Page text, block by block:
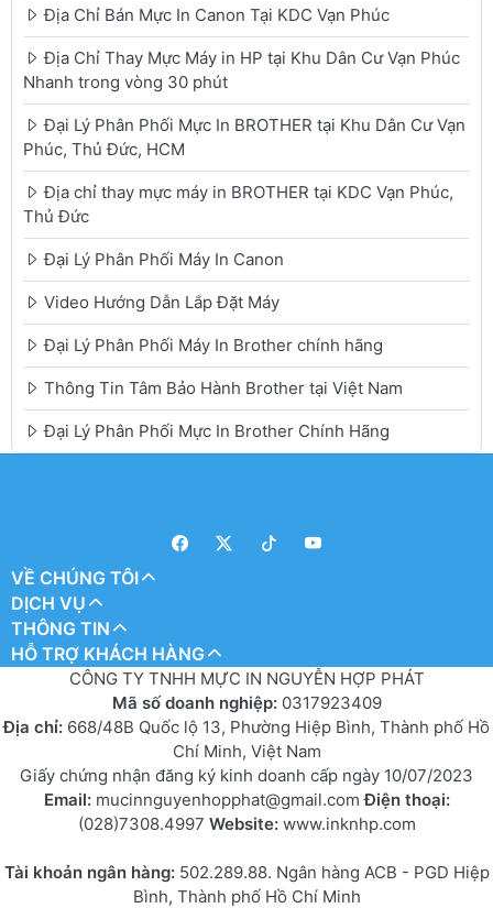
Địa Chỉ Bán Mực In Canon Tại KDC Vạn Phúc
Địa Chỉ Thay Mực Máy in HP tại Khu Dân Cư Vạn Phúc
Nhanh trong vòng 30 phút
Đại Lý Phân Phối Mực In BROTHER tại Khu Dân Cư Vạn
Phúc, Thủ Đức, HCM
Địa chỉ thay mực máy in BROTHER tại KDC Vạn Phúc,
Thủ Đức
Đại Lý Phân Phối Máy In Canon
Video Hướng Dẫn Lắp Đặt Máy
Đại Lý Phân Phối Máy In Brother chính hãng
Thông Tin Tâm Bảo Hành Brother tại Việt Nam
Đại Lý Phân Phối Mực In Brother Chính Hãng
VỀ CHÚNG TÔI
DỊCH VỤ
THÔNG TIN
HỖ TRỢ KHÁCH HÀNG
CÔNG TY TNHH MỰC IN NGUYỄN HỢP PHÁT
Mã số doanh nghiệp: 0317923409
Địa chỉ: 668/48B Quốc lộ 13, Phường Hiệp Bình, Thành phố Hồ
Chí Minh, Việt Nam
Giấy chứng nhận đăng ký kinh doanh cấp ngày 10/07/2023
Email: mucinnguyenhopphat@gmail.comĐiện thoại:
(028)7308.4997 Website: www.inknhp.com
Tài khoản ngân hàng: 502.289.88. Ngân hàng ACB - PGD Hiệp
Bình, Thành phố Hồ Chí Minh